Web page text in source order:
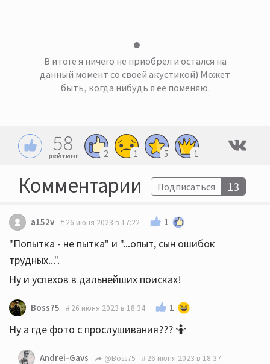
В итоге я ничего не приобрел и остался на
данный момент со своей акустикой) Может
быть, когда нибудь я ее поменяю.
58
рейтинг 2 1 5 1
Комментарии Подписаться 13
a152v 26 июня 2023 в 17:22 1
"Попытка - не пытка" и "...опыт, сын ошибок
трудных...".
Ну и успехов в дальнейших поисках!
Boss75 26 июня 2023 в 18:34 1
Ну а где фото с прослушивания??? 🤷
Andrei-Gavs @Boss75 26 июня 2023 в 18:37